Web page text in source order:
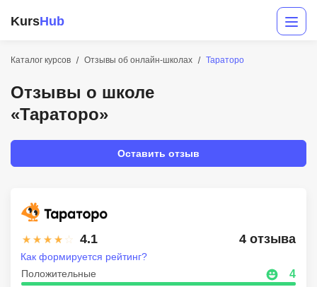
KursHub
Каталог курсов Отзывы об онлайн-школах Тараторо
Отзывы о школе
«Тараторо»
Оставить отзыв
4.1 4 отзыва
Положительные 4
Как формируется рейтинг?
Маркетинг
Дизайн
Аналитика